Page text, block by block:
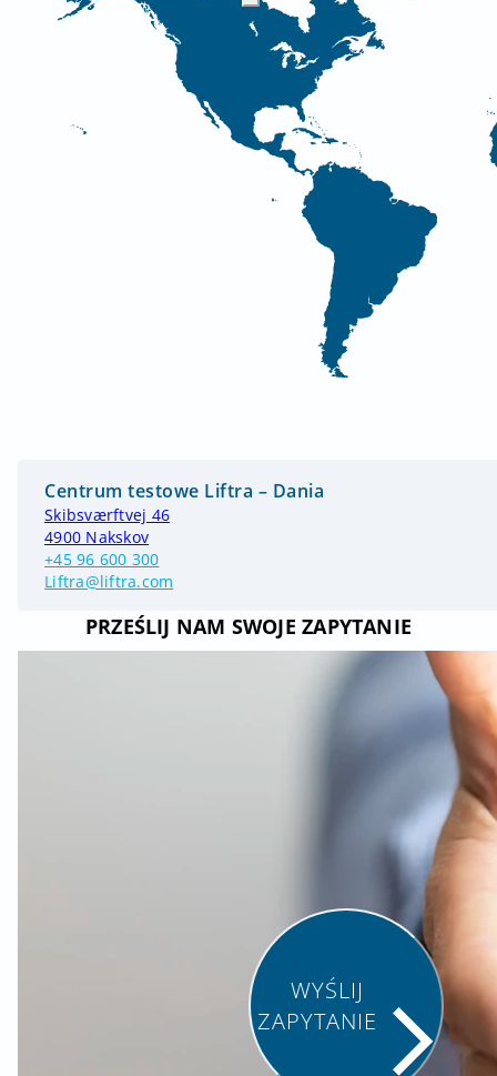
Centrum testowe Liftra – Dania
Skibsværftvej 46
4900 Nakskov
+45 96 600 300
Liftra@liftra.com
PRZEŚLIJ NAM SWOJE ZAPYTANIE
WYŚLIJ
ZAPYTANIE